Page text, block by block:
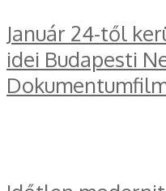
Január 24-től
idei Budapesti